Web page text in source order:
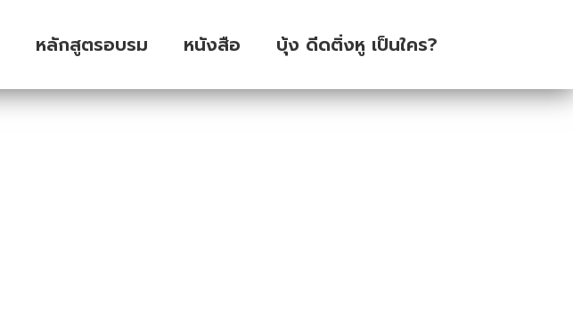
หลักสูตรอบรม หนังสือ บุ้ง ดีดติ่งหู เป็นใคร?